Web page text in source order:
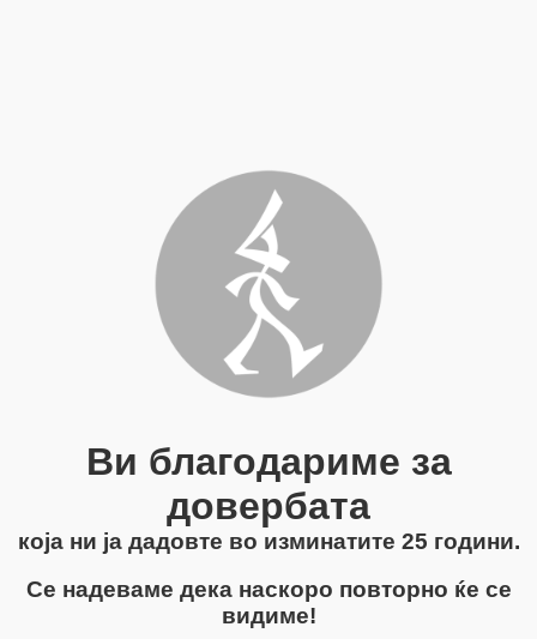
Ви благодариме за
довербата
која ни ја дадовте во изминатите 25 години.
Се надеваме дека наскоро повторно ќе се
видиме!